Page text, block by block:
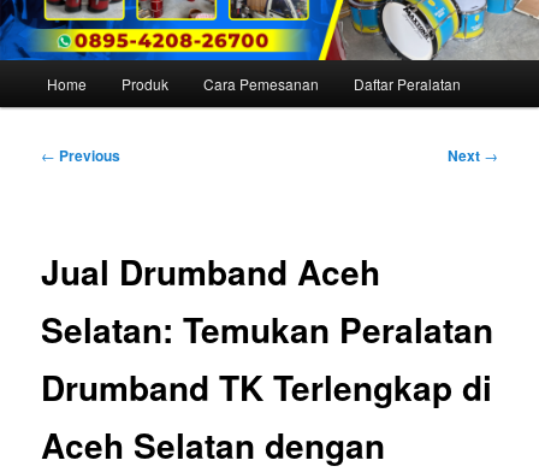
Home Produk Cara Pemesanan Daftar Peralatan
Post
← Previous Next →
Jual Drumband Aceh
Selatan: Temukan Peralatan
Drumband TK Terlengkap di
Aceh Selatan dengan